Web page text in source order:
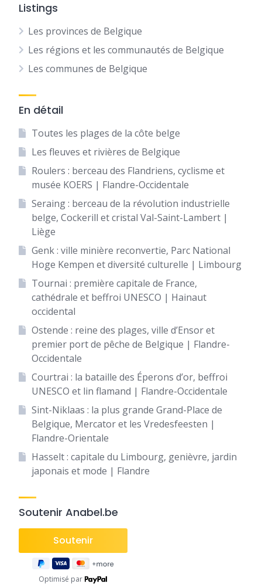
Listings
Les provinces de Belgique
Les régions et les communautés de Belgique
Les communes de Belgique
En détail
Toutes les plages de la côte belge
Les fleuves et rivières de Belgique
Roulers : berceau des Flandriens, cyclisme et
musée KOERS | Flandre-Occidentale
Seraing : berceau de la révolution industrielle
belge, Cockerill et cristal Val-Saint-Lambert |
Liège
Genk : ville minière reconvertie, Parc National
Hoge Kempen et diversité culturelle | Limbourg
Tournai : première capitale de France,
cathédrale et beffroi UNESCO | Hainaut
occidental
Ostende : reine des plages, ville d’Ensor et
premier port de pêche de Belgique | Flandre-
Occidentale
Courtrai : la bataille des Éperons d’or, beffroi
UNESCO et lin flamand | Flandre-Occidentale
Sint-Niklaas : la plus grande Grand-Place de
Belgique, Mercator et les Vredesfeesten |
Flandre-Orientale
Hasselt : capitale du Limbourg, genièvre, jardin
japonais et mode | Flandre
Soutenir Anabel.be
Optimisé par